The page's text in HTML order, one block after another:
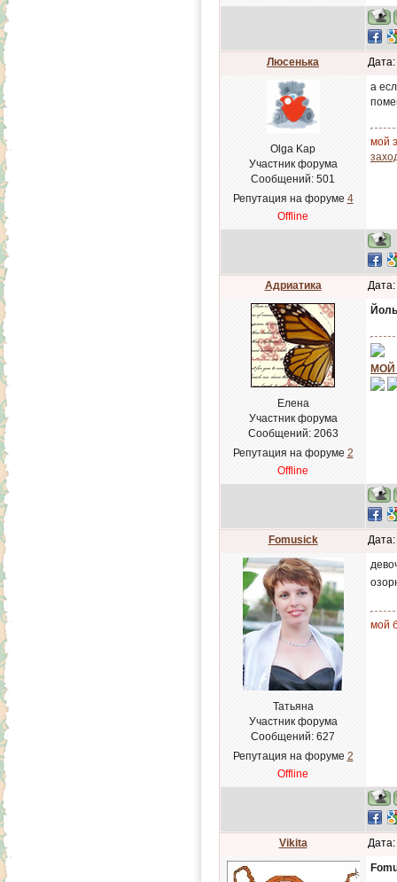
Люсенька
Olga Kap
Участник форума
Сообщений: 501
Репутация на форуме 4
Offline
а
мой
Адриатика
Елена
Участник форума
Сообщений: 2063
Репутация на форуме 2
Offline
МОЙ
Fomusick
Татьяна
Участник форума
Сообщений: 627
Репутация на форуме 2
Offline
мой
Vikita